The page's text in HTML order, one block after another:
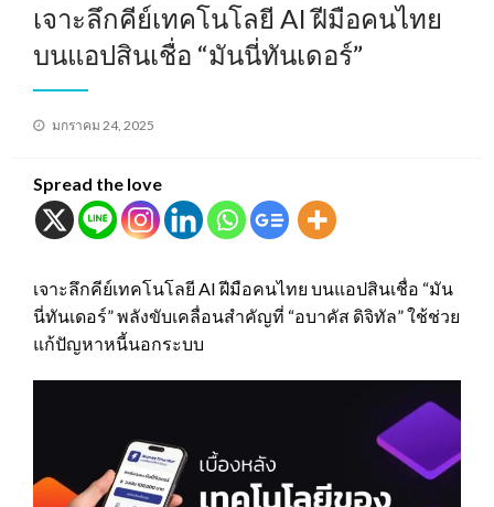
เจาะลึกคีย์เทคโนโลยี AI ฝีมือคนไทย
บนแอปสินเชื่อ “มันนี่ทันเดอร์”
Posted
มกราคม 24, 2025
Spread the love
เจาะลึกคีย์เทคโนโลยี AI ฝีมือคนไทย บนแอปสินเชื่อ “มัน
นี่ทันเดอร์” พลังขับเคลื่อนสำคัญที่ “อบาคัส ดิจิทัล” ใช้ช่วย
แก้ปัญหาหนี้นอกระบบ